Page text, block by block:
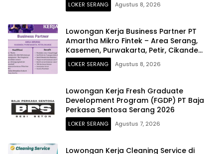
LOKER SERANG Agustus 8, 2026
Lowongan Kerja Business Partner PT
Amartha Mikro Fintek – Area Serang,
Kasemen, Purwakarta, Petir, Cikande
Terbaru 2026
LOKER SERANG Agustus 8, 2026
Lowongan Kerja Fresh Graduate
Development Program (FGDP) PT Baja
Perkasa Sentosa Serang 2026
LOKER SERANG Agustus 7, 2026
Lowongan Kerja Cleaning Service di